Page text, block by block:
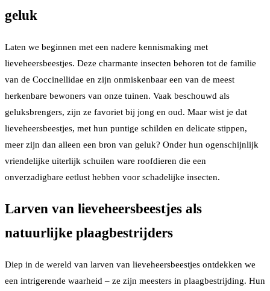
geluk
Laten we beginnen met een nadere kennismaking met
lieveheersbeestjes. Deze charmante insecten behoren tot de familie
van de Coccinellidae en zijn onmiskenbaar een van de meest
herkenbare bewoners van onze tuinen. Vaak beschouwd als
geluksbrengers, zijn ze favoriet bij jong en oud. Maar wist je dat
lieveheersbeestjes, met hun puntige schilden en delicate stippen,
meer zijn dan alleen een bron van geluk? Onder hun ogenschijnlijk
vriendelijke uiterlijk schuilen ware roofdieren die een
onverzadigbare eetlust hebben voor schadelijke insecten.
Larven van lieveheersbeestjes als
natuurlijke plaagbestrijders
Diep in de wereld van larven van lieveheersbeestjes ontdekken we
een intrigerende waarheid – ze zijn meesters in plaagbestrijding. Hun